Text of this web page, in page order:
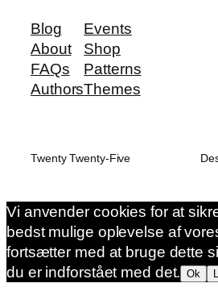
Blog
About
FAQs
Authors
Events
Shop
Patterns
Themes
Twenty Twenty-Five
Vi anvender cookies for at
bedst mulige oplevelse af
fortsætter med at bruge dette
du er indforstået med det. Ok